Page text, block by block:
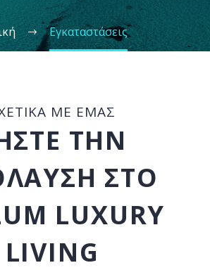
Εγκαταστάσεις
ΜΕ ΕΜΑΣ
ΤΗΝ
ΣΤΟ
LUXURY
LIVING